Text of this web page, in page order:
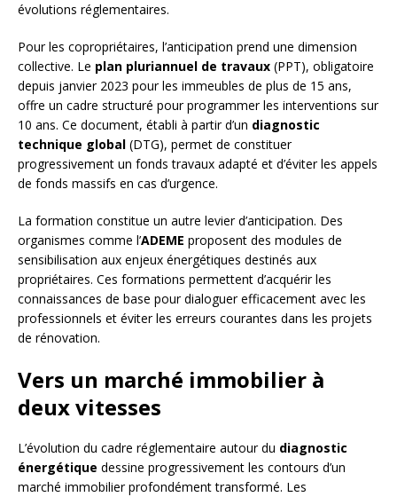
évolutions réglementaires.
Pour les copropriétaires, l’anticipation prend une dimension
collective. Le plan pluriannuel de travaux (PPT), obligatoire
depuis janvier 2023 pour les immeubles de plus de 15 ans,
offre un cadre structuré pour programmer les interventions sur
10 ans. Ce document, établi à partir d’un diagnostic
technique global (DTG), permet de constituer
progressivement un fonds travaux adapté et d’éviter les appels
de fonds massifs en cas d’urgence.
La formation constitue un autre levier d’anticipation. Des
organismes comme l’ADEME proposent des modules de
sensibilisation aux enjeux énergétiques destinés aux
propriétaires. Ces formations permettent d’acquérir les
connaissances de base pour dialoguer efficacement avec les
professionnels et éviter les erreurs courantes dans les projets
de rénovation.
Vers un marché immobilier à
deux vitesses
L’évolution du cadre réglementaire autour du diagnostic
énergétique dessine progressivement les contours d’un
marché immobilier profondément transformé. Les